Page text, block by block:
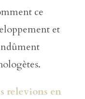
ce
et
relevions en